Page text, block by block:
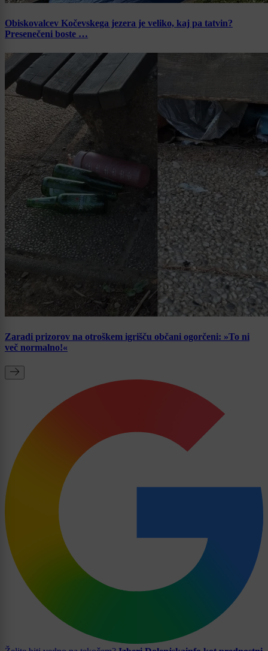
Obiskovalcev Kočevskega jezera je veliko, kaj pa tatvin?
Presenečeni boste …
Zaradi prizorov na otroškem igrišču občani ogorčeni: »To ni
več normalno!«